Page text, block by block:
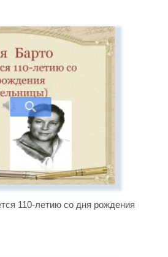
110-летию со дня рождения